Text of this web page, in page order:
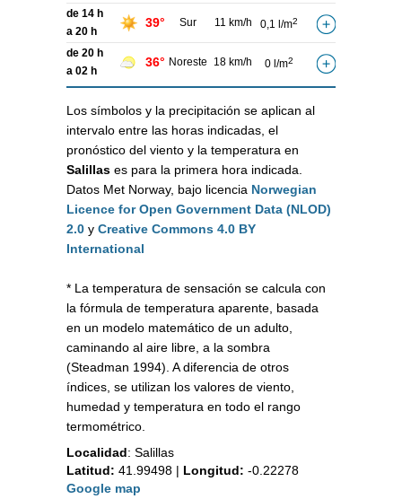
de 14 h
a 20 h
39° Sur 11 km/h 0,1 l/m2
de 20 h
a 02 h
36° Noreste 18 km/h 0 l/m2
Los símbolos y la precipitación se aplican al
intervalo entre las horas indicadas, el
pronóstico del viento y la temperatura en
Salillas es para la primera hora indicada.
Datos Met Norway, bajo licencia Norwegian
Licence for Open Government Data (NLOD)
2.0 y Creative Commons 4.0 BY
International
* La temperatura de sensación se calcula con
la fórmula de temperatura aparente, basada
en un modelo matemático de un adulto,
caminando al aire libre, a la sombra
(Steadman 1994). A diferencia de otros
índices, se utilizan los valores de viento,
humedad y temperatura en todo el rango
termométrico.
Localidad: Salillas
Latitud: 41.99498 | Longitud: -0.22278
Google map